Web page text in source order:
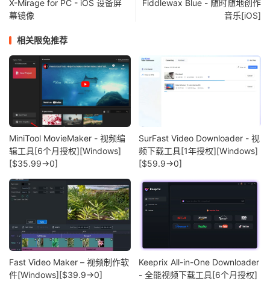
X-Mirage for PC - iOS 设备屏
幕镜像
Fiddlewax Blue - 随时随地创作
音乐[iOS]
相关限免推荐
MiniTool MovieMaker - 视频编
辑工具[6个月授权][Windows]
[$35.99→0]
SurFast Video Downloader - 视
频下载工具[1年授权][Windows]
[$59.9→0]
Fast Video Maker – 视频制作软
件[Windows][$39.9→0]
Keeprix All-in-One Downloader
- 全能视频下载工具[6个月授权]